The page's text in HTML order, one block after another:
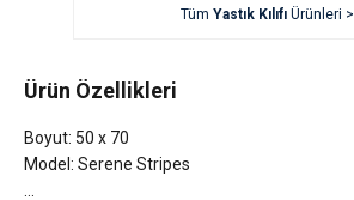
TümYastık Kılıfı Ürünleri >
Ürün Özellikleri
Boyut: 50 x 70
Model: Serene Stripes